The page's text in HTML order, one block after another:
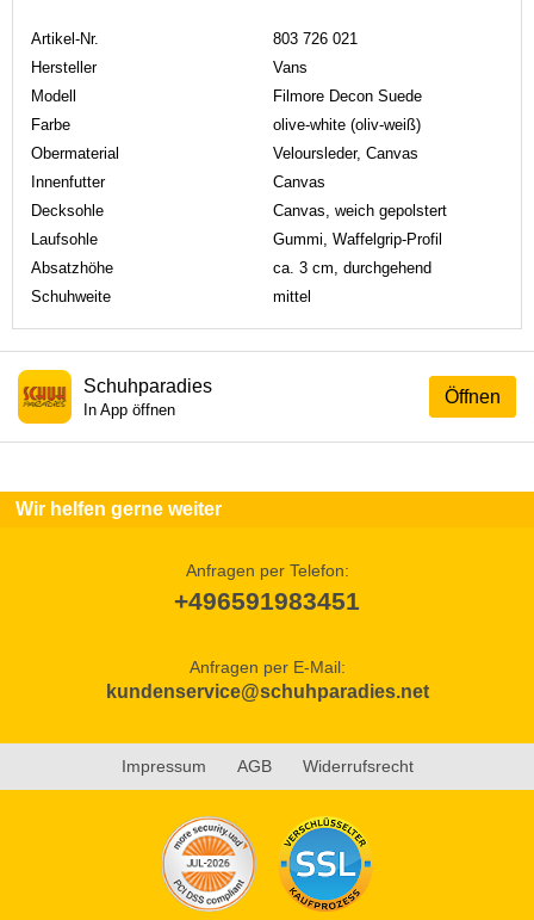
Artikel-Nr.
803 726 021
Hersteller
Vans
Modell
Filmore Decon Suede
Farbe
olive-white (oliv-weiß)
Obermaterial
Veloursleder, Canvas
Innenfutter
Canvas
Decksohle
Canvas, weich gepolstert
Laufsohle
Gummi, Waffelgrip-Profil
Absatzhöhe
ca. 3 cm, durchgehend
Schuhweite
mittel
Öffnen
Schuhparadies
In App öffnen
Wir helfen gerne weiter
Anfragen per Telefon:
+496591983451
Anfragen per E-Mail:
kundenservice@schuhparadies.net
Impressum AGB Widerrufsrecht